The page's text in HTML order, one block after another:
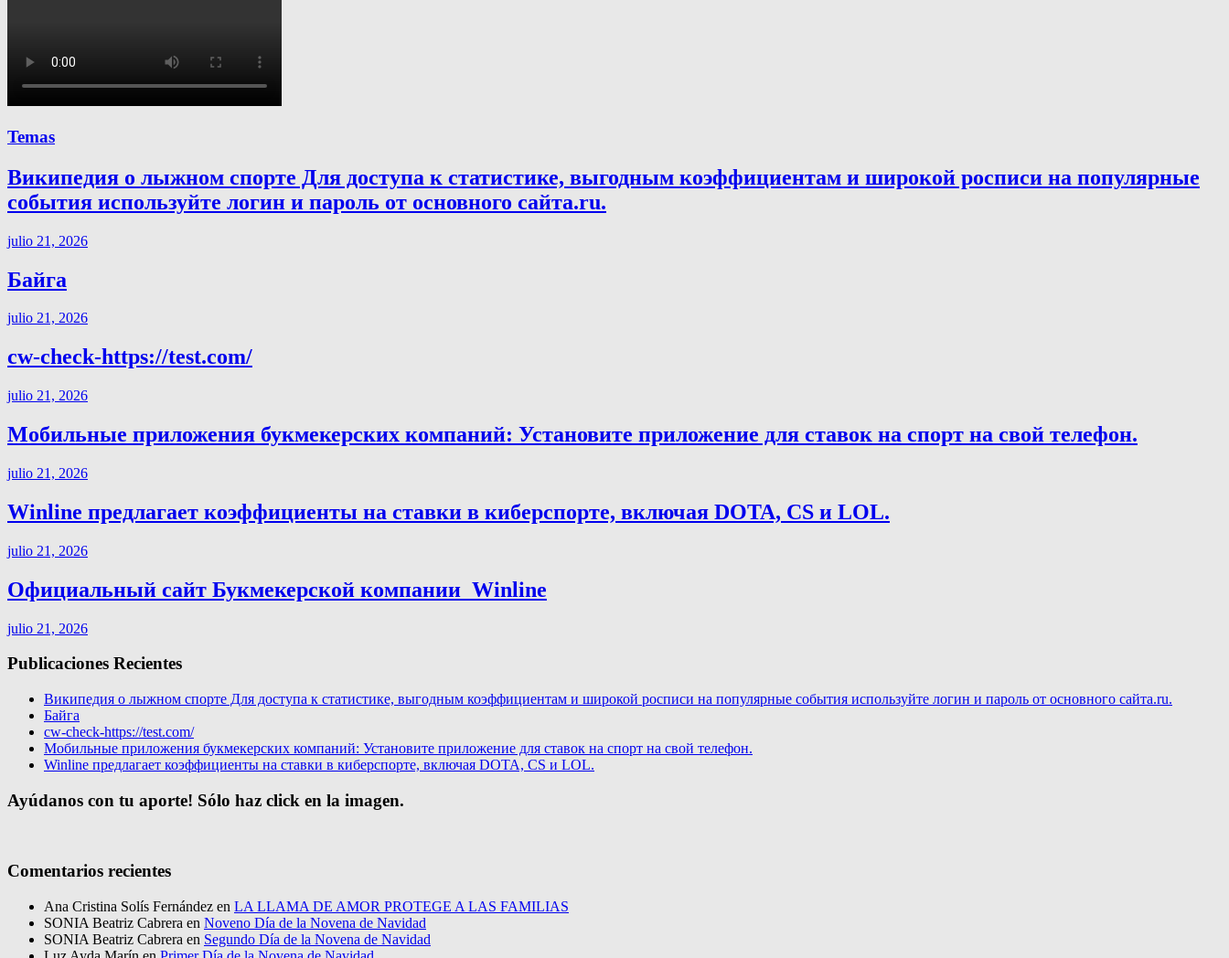
Temas
Википедия о лыжном спорте Для доступа к статистике, выгодным коэффициентам и широкой росписи на популярные
события используйте логин и пароль от основного сайта.ru.
julio 21, 2026
Байга
julio 21, 2026
cw-check-https://test.com/
julio 21, 2026
Мобильные приложения букмекерских компаний: Установите приложение для ставок на спорт на свой телефон.
julio 21, 2026
Winline предлагает коэффициенты на ставки в киберспорте, включая DOTA, CS и LOL.
julio 21, 2026
Официальный сайт Букмекерской компании ️ Winline
julio 21, 2026
Publicaciones Recientes
Википедия о лыжном спорте Для доступа к статистике, выгодным коэффициентам и широкой росписи на популярные события используйте логин и пароль от основного сайта.ru.
Байга
cw-check-https://test.com/
Мобильные приложения букмекерских компаний: Установите приложение для ставок на спорт на свой телефон.
Winline предлагает коэффициенты на ставки в киберспорте, включая DOTA, CS и LOL.
Ayúdanos con tu aporte! Sólo haz click en la imagen.
Comentarios recientes
Ana Cristina Solís Fernández en LA LLAMA DE AMOR PROTEGE A LAS FAMILIAS
SONIA Beatriz Cabrera en Noveno Día de la Novena de Navidad
SONIA Beatriz Cabrera en Segundo Día de la Novena de Navidad